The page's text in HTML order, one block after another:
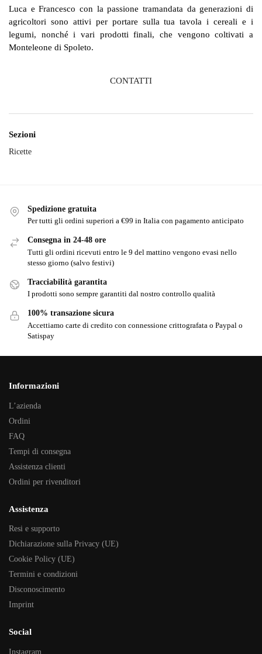
Luca e Francesco con la passione tramandata da generazioni di
agricoltori sono attivi per portare sulla tua tavola i cereali e i
legumi, nonché i vari prodotti finali, che vengono coltivati a
Monteleone di Spoleto.
CONTATTI
Sezioni
Ricette
Spedizione gratuita
Per tutti gli ordini superiori a €99 in Italia con pagamento anticipato
Consegna in 24-48 ore
Tutti gli ordini ricevuti entro le 9 del mattino vengono evasi nello
stesso giorno (salvo festivi)
Tracciabilità garantita
I prodotti sono sempre garantiti dal nostro controllo qualità
100% transazione sicura
Accettiamo carte di credito con connessione crittografata o Paypal o
Satispay
Informazioni
L’azienda
Ordini
FAQ
Tempi di consegna
Assistenza clienti
Ordini per rivenditori
Assistenza
Resi e supporto
Dichiarazione sulla Privacy (UE)
Cookie Policy (UE)
Termini e condizioni
Disconoscimento
Imprint
Social
Instagram